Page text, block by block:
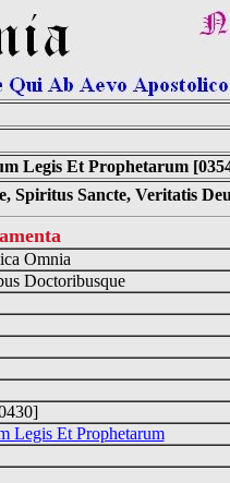
Legis Et Prophetarum
Sancte, Veritatis
Omnia
Doctoribusque
Legis Et Prophetarum